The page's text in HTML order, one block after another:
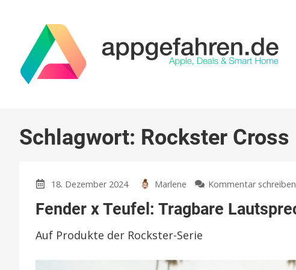
Schlagwort: Rockster Cross
18. Dezember 2024 Marlene Kommentar schreiben
Fender x Teufel: Tragbare
Auf Produkte der Rockster-Serie